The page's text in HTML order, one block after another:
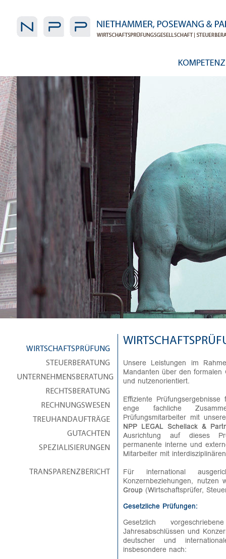
WIRTSCHAFTSPRÜFUNG
STEUERBERATUNG
UNTERNEHMENSBERATUNG
RECHTSBERATUNG
RECHNUNGSWESEN
TREUHANDAUFTRÄGE
GUTACHTEN
SPEZIALISIERUNGEN
TRANSPARENZBERICHT
Unsere Leistungen im
Mandanten über den formalen
und nutzenorientiert.
Effiziente
enge fachliche
Prüfungsmitarbeiter mit
NPP LEGAL Schellack &
Ausrichtung auf dieses
permanente interne und
Mitarbeiter mit
Für international
Konzernbeziehungen,
Group (Wirtschaftsprüfer,
Gesetzliche Prüfungen:
Gesetzlich
Jahresabschlüssen und
deutscher und
insbesondere nach: